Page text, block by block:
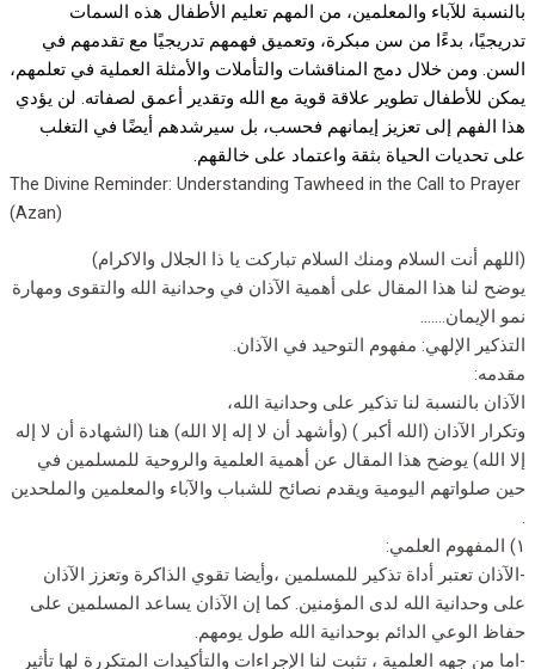
بالنسبة للآباء والمعلمين، من المهم تعليم الأطفال هذه السمات
تدريجيًا، بدءًا من سن مبكرة، وتعميق فهمهم تدريجيًا مع تقدمهم في
السن. ومن خلال دمج المناقشات والتأملات والأمثلة العملية في تعلمهم،
يمكن للأطفال تطوير علاقة قوية مع الله وتقدير أعمق لصفاته. لن يؤدي
هذا الفهم إلى تعزيز إيمانهم فحسب، بل سيرشدهم أيضًا في التغلب
على تحديات الحياة بثقة واعتماد على خالقهم.
The Divine Reminder: Understanding Tawheed in the Call to Prayer
(Azan)
(اللهم أنت السلام ومنك السلام تباركت يا ذا الجلال والاكرام)
يوضح لنا هذا المقال على أهمية الآذان في وحدانية الله والتقوى ومهارة
نمو الإيمان…….
التذكير الإلهي: مفهوم التوحيد في الآذان.
مقدمه:
الآذان بالنسبة لنا تذكير على وحدانية الله،
وتكرار الآذان (الله أكبر ) (وأشهد أن لا إله إلا الله) هنا (الشهادة أن لا إله
إلا الله) يوضح هذا المقال عن أهمية العلمية والروحية للمسلمين في
حين صلواتهم اليومية ويقدم نصائح للشباب والآباء والمعلمين والملحدين
.
١) المفهوم العلمي:
-الآذان تعتبر أداة تذكير للمسلمين ،وأيضا تقوي الذاكرة وتعزز الآذان
على وحدانية الله لدى المؤمنين. كما إن الآذان يساعد المسلمين على
حفاظ الوعي الدائم بوحدانية الله طول يومهم.
-اما من جهه العلمية ، تثبت لنا الإجراءات والتأكيدات المتكررة لها تأثير